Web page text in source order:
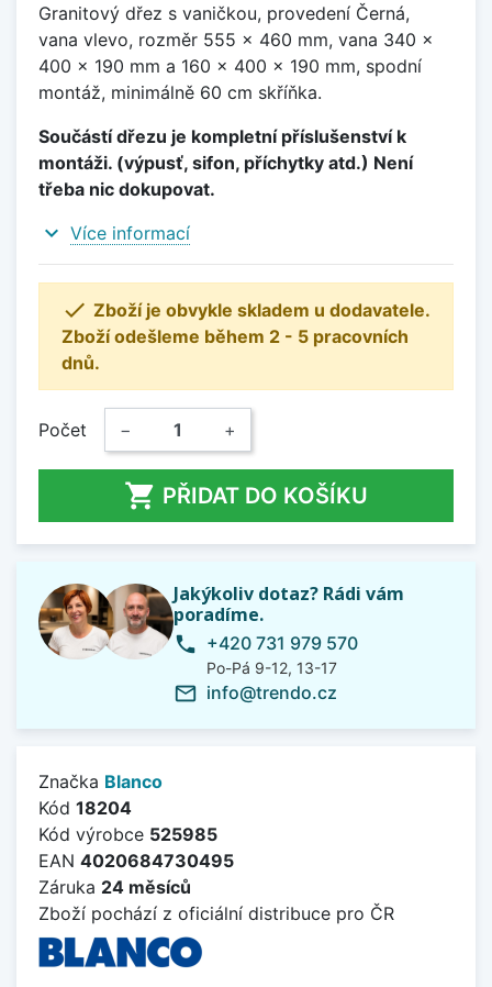
Granitový dřez s vaničkou, provedení Černá,
vana vlevo, rozměr 555 x 460 mm, vana 340 x
400 x 190 mm a 160 x 400 x 190 mm, spodní
montáž, minimálně 60 cm skříňka.
Součástí dřezu je kompletní příslušenství k
montáži. (výpusť, sifon, příchytky atd.) Není
třeba nic dokupovat.
expand_more Více informací
 Zboží je obvykle skladem u dodavatele.
Zboží odešleme během 2 - 5 pracovních
dnů.
Počet − +
 PŘIDAT DO KOŠÍKU
Jakýkoliv dotaz? Rádi vám
poradíme.
phone +420 731 979 570
Po-Pá 9-12, 13-17
mail_outline info@trendo.cz
Značka Blanco
Kód 18204
Kód výrobce 525985
EAN 4020684730495
Záruka 24 měsíců
Zboží pochází z oficiální distribuce pro ČR